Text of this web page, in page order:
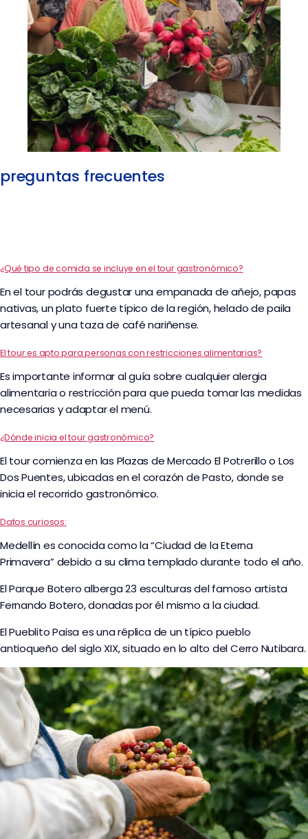
preguntas frecuentes
¿Qué tipo de comida se incluye en el tour gastronómico?
En el tour podrás degustar una empanada de añejo, papas
nativas, un plato fuerte típico de la región, helado de paila
artesanal y una taza de café nariñense.
El tour es apto para personas con restricciones alimentarias?
Es importante informar al guía sobre cualquier alergia
alimentaria o restricción para que pueda tomar las medidas
necesarias y adaptar el menú.
¿Dónde inicia el tour gastronómico?
El tour comienza en las Plazas de Mercado El Potrerillo o Los
Dos Puentes, ubicadas en el corazón de Pasto, donde se
inicia el recorrido gastronómico.
Datos curiosos:
Medellín es conocida como la “Ciudad de la Eterna
Primavera” debido a su clima templado durante todo el año.
El Parque Botero alberga 23 esculturas del famoso artista
Fernando Botero, donadas por él mismo a la ciudad.
El Pueblito Paisa es una réplica de un típico pueblo
antioqueño del siglo XIX, situado en lo alto del Cerro Nutibara.